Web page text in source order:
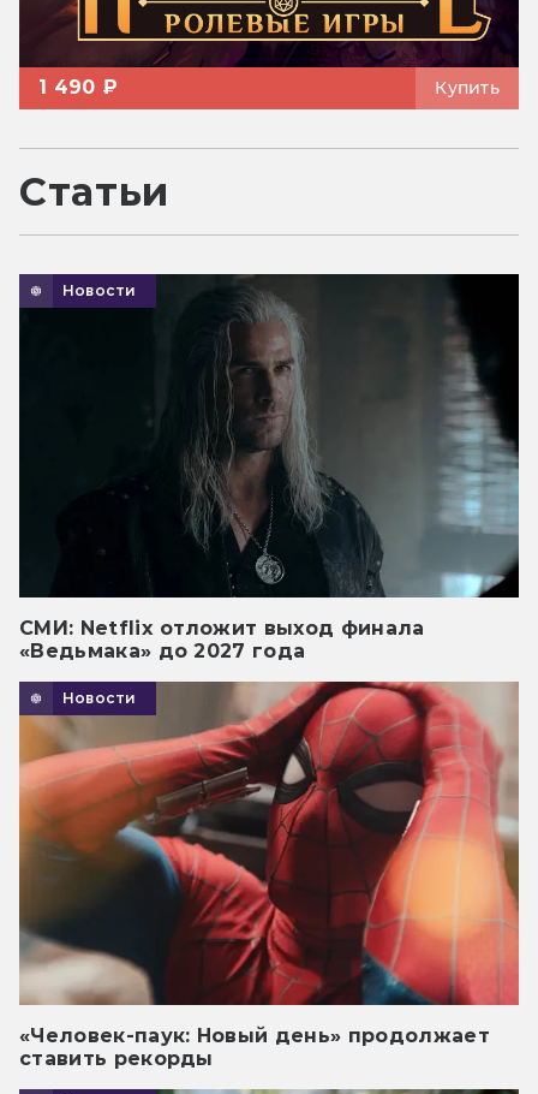
1 490 ₽ Купить
Статьи
Новости
СМИ: Netflix отложит выход финала
«Ведьмака» до 2027 года
Новости
«Человек-паук: Новый день» продолжает
ставить рекорды